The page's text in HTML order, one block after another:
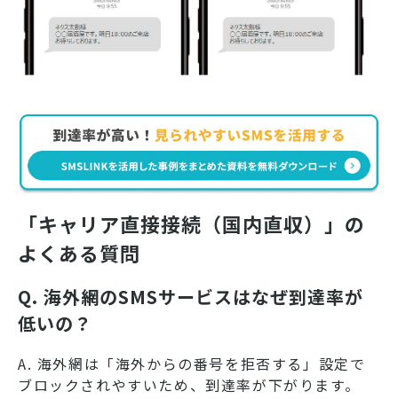
「キャリア直接接続（国内直収）」の
よくある質問
Q. 海外網のSMSサービスはなぜ到達率が
低いの？
A. 海外網は「海外からの番号を拒否する」設定で
ブロックされやすいため、到達率が下がります。